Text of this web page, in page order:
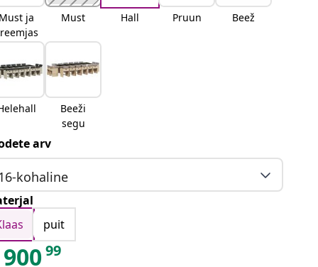
ja
Must Hall Pruun Beež
Beeži
segu
arv
kohaline
puit
90099